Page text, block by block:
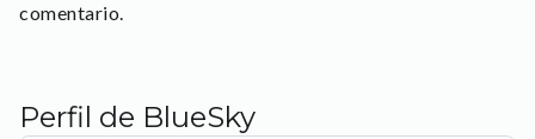
comentario.
Perfil de BlueSky